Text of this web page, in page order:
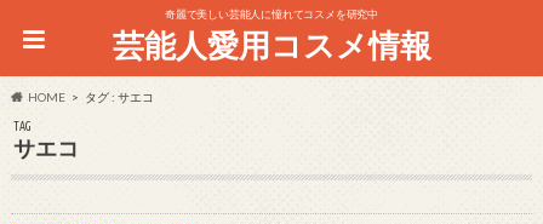
奇麗で美しい芸能人に憧れてコスメを研究中
芸能人愛用コスメ情報
HOME タグ : サエコ
TAG
サエコ